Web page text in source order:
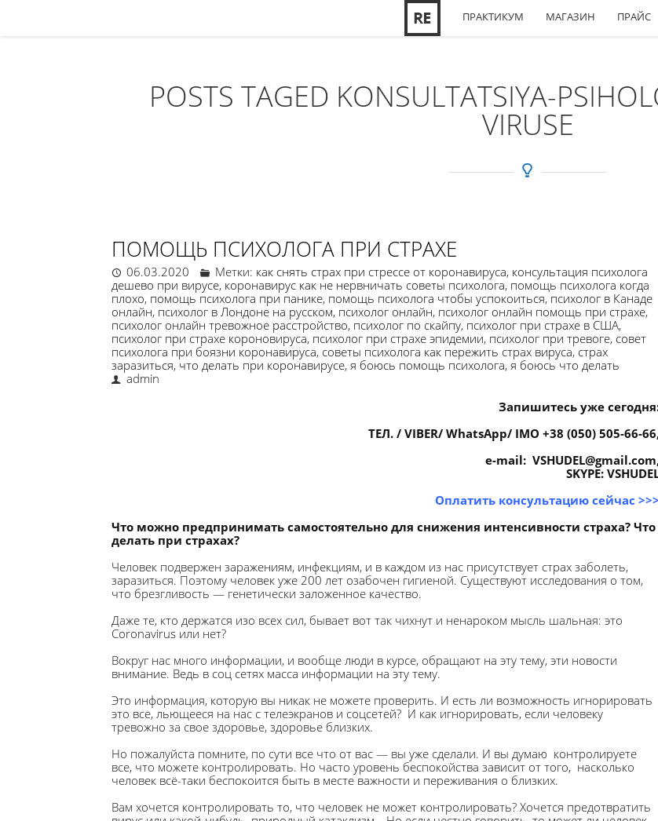
ПРАКТИКУМ МАГАЗИН ПРАЙС
POSTS TAGED KONSULTATSIYA-
VIRUSE
ПОМОЩЬ ПСИХОЛОГА ПРИ СТРАХЕ
06.03.2020 Метки: как снять страх при стрессе от коронавируса, консультация психолога
дешево при вирусе, коронавирус как не нервничать советы психолога, помощь психолога когда
плохо, помощь психолога при панике, помощь психолога чтобы успокоиться, психолог в Канаде
онлайн, психолог в Лондоне на русском, психолог онлайн, психолог онлайн помощь при страхе,
психолог онлайн тревожное расстройство, психолог по скайпу, психолог при страхе в США,
психолог при страхе короновируса, психолог при страхе эпидемии, психолог при тревоге, совет
психолога при боязни коронавируса, советы психолога как пережить страх вируса, страх
заразиться, что делать при коронавирусе, я боюсь помощь психолога, я боюсь что делать
admin
Запишитесь уже
ТЕЛ. / VIBER/ WhatsApp/ IMO +38 (050) 505-66-
e-mail:
SKYPE:
Оплатить консультацию сейчас >>>
Что можно предпринимать самостоятельно для снижения интенсивности страха? Что
делать при страхах?
Человек подвержен заражениям, инфекциям, и в каждом из нас присутствует страх заболеть,
заразиться. Поэтому человек уже 200 лет озабочен гигиеной. Существуют исследования о том,
что брезгливость — генетически заложенное качество.
Даже те, кто держатся изо всех сил, бывает вот так чихнут и ненароком мысль шальная: это
Coronavirus или нет?
Вокруг нас много информации, и вообще люди в курсе, обращают на эту тему, эти новости
внимание. Ведь в соц сетях масса информации на эту тему.
Это информация, которую вы никак не можете проверить. И есть ли возможность игнорировать
это все, льющееся на нас с телеэкранов и соцсетей? И как игнорировать, если человеку
тревожно за свое здоровье, здоровье близких.
Но пожалуйста помните, по сути все что от вас — вы уже сделали. И вы думаю контролируете
все, что можете контролировать. Но часто уровень беспокойства зависит от того, насколько
человек всё-таки беспокоится быть в месте важности и переживания о близких.
Вам хочется контролировать то, что человек не может контролировать? Хочется предотвратить